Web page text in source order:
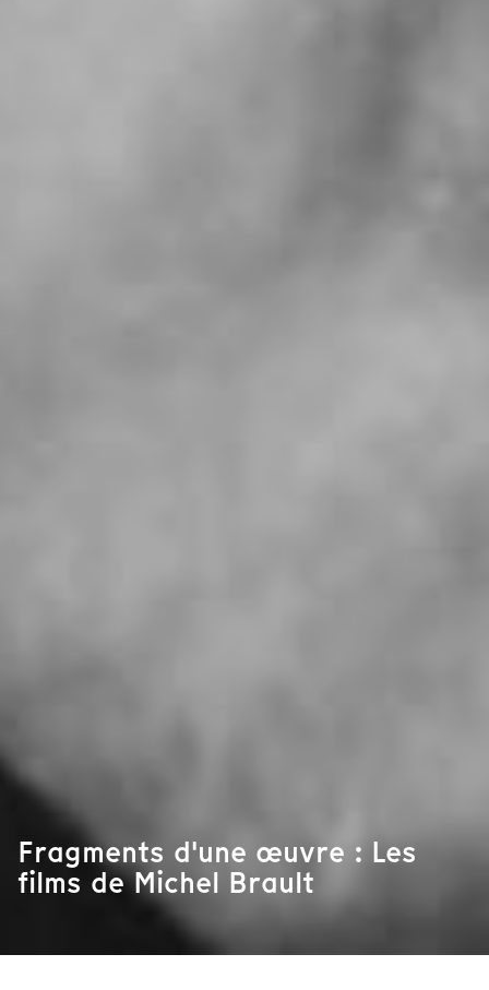
Fragments d'une œuvre : Les
films de Michel Brault